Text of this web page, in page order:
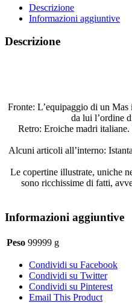
Corriere
n.51
Autoaffondamento
dc169
Descrizione
Informazioni aggiuntive
Descrizione
Fronte: L’equipaggio di un
da lui l’ordine
Retro: Eroiche madri
Alcuni articoli all’interno:
Le copertine illustrate, uniche
sono ricchissime di fatti,
Informazioni aggiuntive
Peso 99999 g
Condividi su Facebook
Condividi su Twitter
Condividi su Pinterest
Email This Product